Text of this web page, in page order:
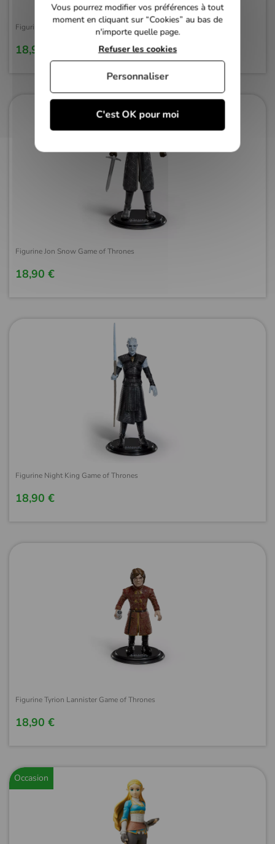
Figurine Frodon Sacquet Le seigneur des anneaux
18,90 €
Figurine Jon Snow Game of Thrones
18,90 €
Figurine Night King Game of Thrones
18,90 €
Figurine Tyrion Lannister Game of Thrones
18,90 €
Occasion
Vous pourrez modifier vos préférences à tout
moment en cliquant sur “Cookies” au bas de
n'importe quelle page.
C'est OK pour moi
Refuser les cookies
Personnaliser